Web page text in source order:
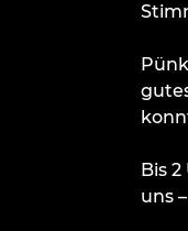
Bis
uns